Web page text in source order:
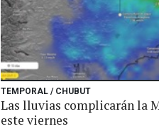
TEMPORAL / CHUBUT
Las lluvias complicarán la
este viernes